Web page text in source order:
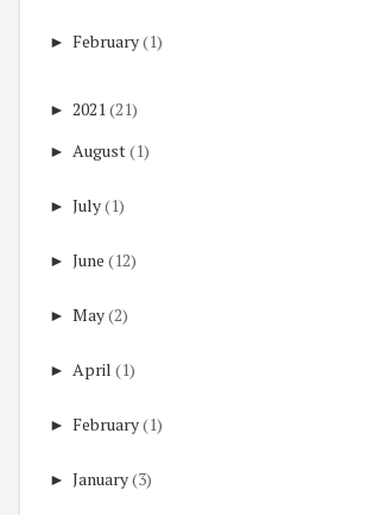
► February(1)
► 2021 (21)
► August(1)
► July(1)
► June (12)
► May(2)
► April (1)
► February(1)
► January(3)